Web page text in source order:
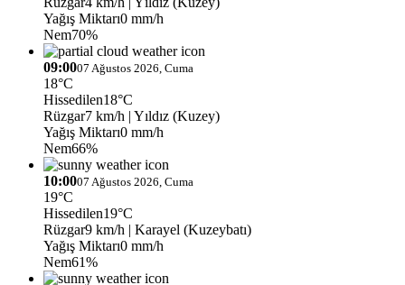
Yağış Miktarı0 mm/h
Nem70%
09:0007 Ağustos 2026, Cuma
18°C
Hissedilen18°C
Rüzgar7 km/h | Yıldız (Kuzey)
Yağış Miktarı0 mm/h
Nem66%
10:0007 Ağustos 2026, Cuma
19°C
Hissedilen19°C
Rüzgar9 km/h | Karayel (Kuzeybatı)
Yağış Miktarı0 mm/h
Nem61%